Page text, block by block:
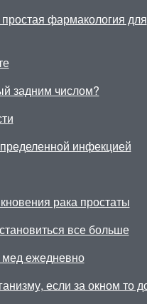
фармакология для
задним числом?
инфекцией
рака простаты
все больше
мед ежедневно
если за окном то